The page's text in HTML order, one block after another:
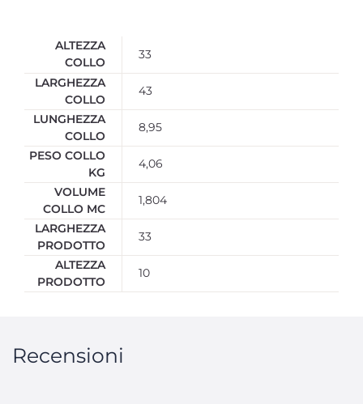
ALTEZZA
COLLO
33
LARGHEZZA
COLLO
43
LUNGHEZZA
COLLO
8,95
PESO COLLO
KG
4,06
VOLUME
COLLO MC
1,804
LARGHEZZA
PRODOTTO
33
ALTEZZA
PRODOTTO
10
Recensioni